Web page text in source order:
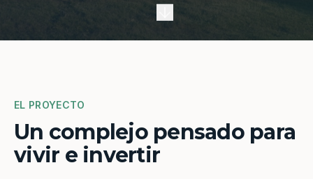
EL PROYECTO
Un complejo pensado para
vivir e invertir